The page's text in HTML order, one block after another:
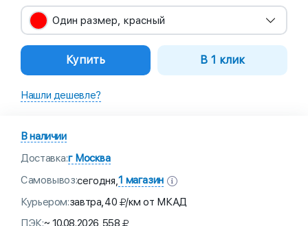
Один размер, красный
Купить В 1 клик
Нашли дешевле?
В наличии
Доставка:г Москва
Самовывоз:сегодня,1 магазин
Курьером:завтра,40
/км от МКАД
ПЭК:~ 10.08.2026,558